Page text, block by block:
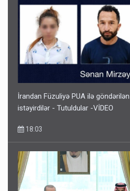
İrandan Füzuliyə PUA ilə
istəyirdilər - Tutuldular -VİDEO
18:03